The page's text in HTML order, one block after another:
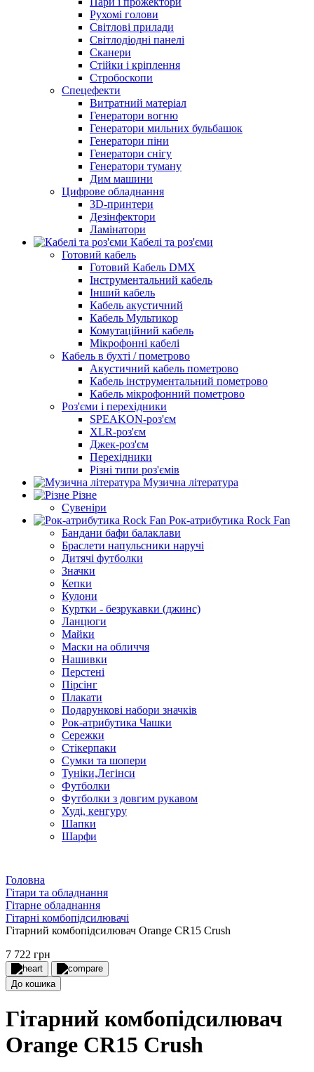
Рухомі голови
Світлові прилади
Світлодіодні панелі
Сканери
Стійки і кріплення
Стробоскопи
Спецефекти
Витратний матеріал
Генератори вогню
Генератори мильних бульбашок
Генератори піни
Генератори снігу
Генератори туману
Дим машини
Цифрове обладнання
3D-принтери
Дезінфектори
Ламінатори
Кабелі та роз'єми
Готовий кабель
Готовий Кабель DMX
Інструментальний кабель
Інший кабель
Кабель акустичний
Кабель Мультикор
Комутаційний кабель
Мікрофонні кабелі
Кабель в бухті / пометрово
Акустичний кабель пометрово
Кабель інструментальний пометрово
Кабель мікрофонний пометрово
Роз'єми і перехідники
SPEAKON-роз'єм
XLR-роз'єм
Джек-роз'єм
Перехідники
Різні типи роз'ємів
Музична література
Різне
Сувеніри
Рок-атрибутика Rock Fan
Бандани бафи балаклави
Браслети напульсники наручі
Дитячі футболки
Значки
Кепки
Кулони
Куртки - безрукавки (джинс)
Ланцюги
Майки
Маски на обличчя
Нашивки
Перстені
Пірсінг
Плакати
Подарункові набори значків
Рок-атрибутика Чашки
Сережки
Стікерпаки
Сумки та шопери
Туніки,Легінси
Футболки
Футболки з довгим рукавом
Худі, кенгуру
Шапки
Шарфи
Головна
Гітари та обладнання
Гітарне обладнання
Гітарні комбопідсилювачі
Гітарний комбопідсилювач Orange CR15 Crush
7 722 грн
До кошика
Гітарний комбопідсилювач
Orange CR15 Crush